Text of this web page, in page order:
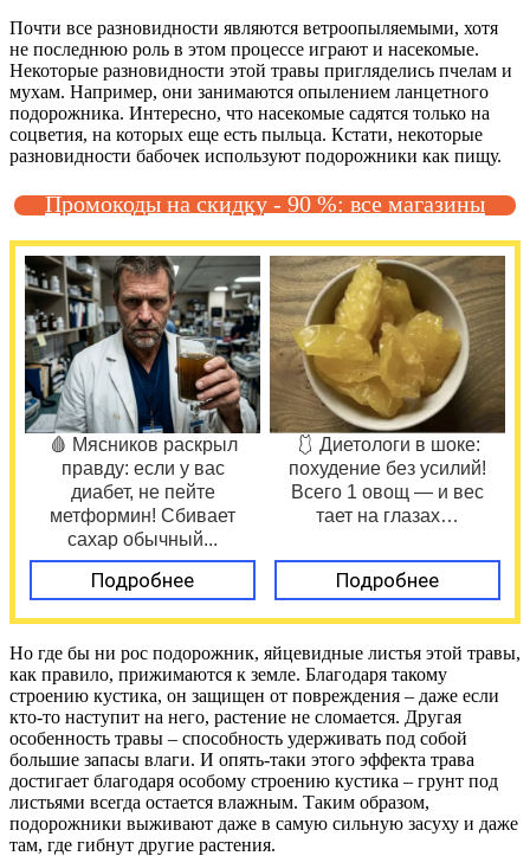
Почти все разновидности являются ветроопыляемыми, хотя
не последнюю роль в этом процессе играют и насекомые.
Некоторые разновидности этой травы пригляделись пчелам и
мухам. Например, они занимаются опылением ланцетного
подорожника. Интересно, что насекомые садятся только на
соцветия, на которых еще есть пыльца. Кстати, некоторые
разновидности бабочек используют подорожники как пищу.
Промокоды на скидку - 90 %: все магазины
🩸 Мясников раскрыл
правду: если у вас
диабет, не пейте
метформин! Сбивает
сахар обычный...
Подробнее
🩱 Диетологи в шоке:
похудение без усилий!
Всего 1 овощ — и вес
тает на глазах…
Подробнее
Но где бы ни рос подорожник, яйцевидные листья этой травы,
как правило, прижимаются к земле. Благодаря такому
строению кустика, он защищен от повреждения – даже если
кто-то наступит на него, растение не сломается. Другая
особенность травы – способность удерживать под собой
большие запасы влаги. И опять-таки этого эффекта трава
достигает благодаря особому строению кустика – грунт под
листьями всегда остается влажным. Таким образом,
подорожники выживают даже в самую сильную засуху и даже
там, где гибнут другие растения.